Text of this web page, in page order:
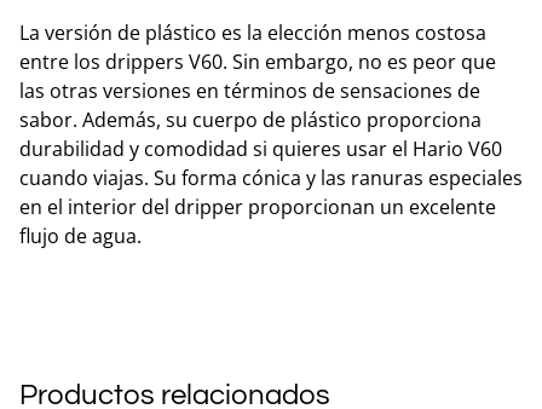
La versión de plástico es la elección menos costosa
entre los drippers V60. Sin embargo, no es peor que
las otras versiones en términos de sensaciones de
sabor. Además, su cuerpo de plástico proporciona
durabilidad y comodidad si quieres usar el Hario V60
cuando viajas. Su forma cónica y las ranuras especiales
en el interior del dripper proporcionan un excelente
flujo de agua.
Productos relacionados